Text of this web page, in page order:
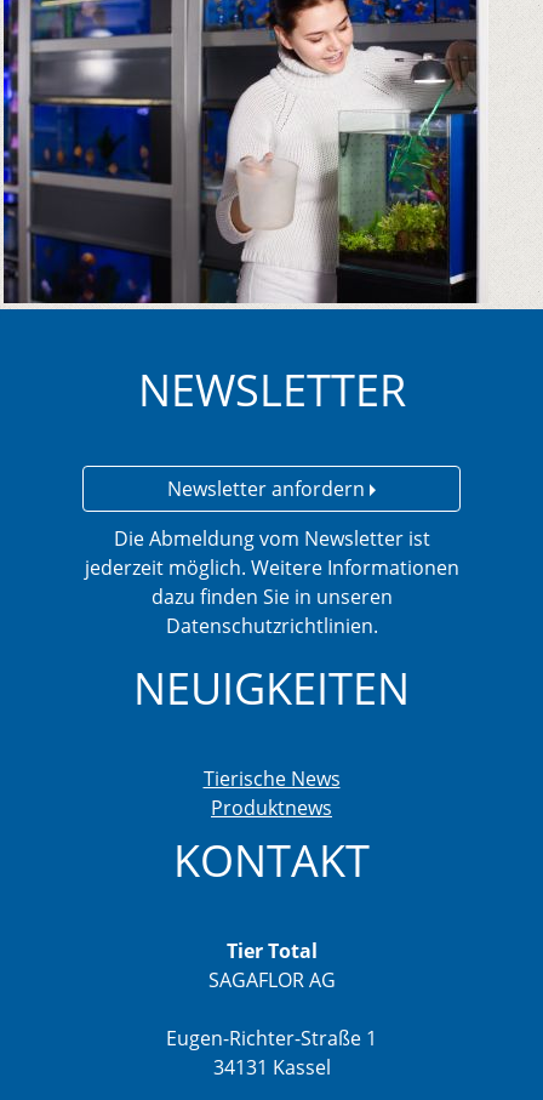
NEWSLETTER
Newsletter anfordern
Die Abmeldung vom Newsletter ist
jederzeit möglich. Weitere Informationen
dazu finden Sie in unseren
Datenschutzrichtlinien.
NEUIGKEITEN
Tierische News
Produktnews
KONTAKT
Tier Total
SAGAFLOR AG
Eugen-Richter-Straße 1
34131 Kassel